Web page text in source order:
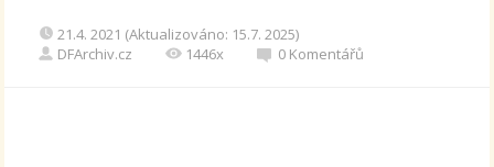
21.4. 2021 (Aktualizováno: 15.7. 2025)
DFArchiv.cz
1446x 0 Komentářů